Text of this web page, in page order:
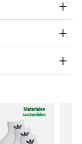
Materiales
sostenibles